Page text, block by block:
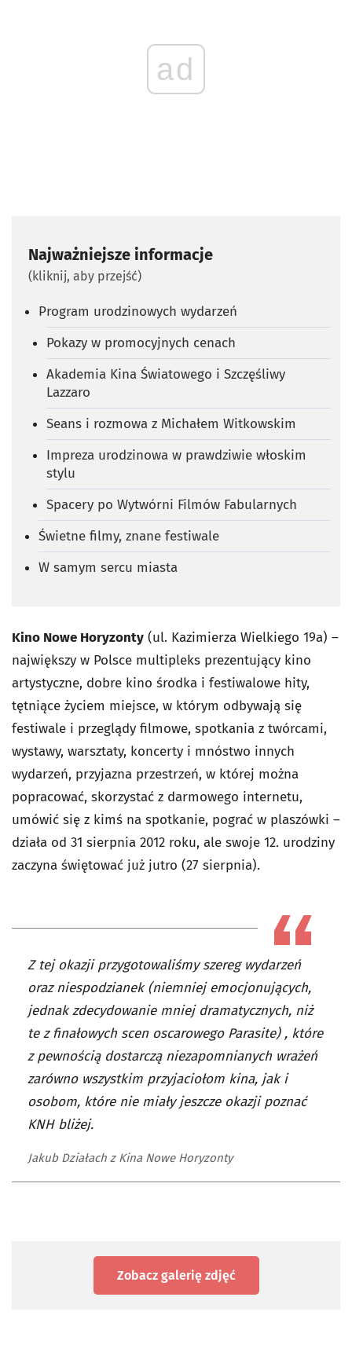
ad
Najważniejsze informacje
(kliknij, aby przejść)
Program urodzinowych wydarzeń
Pokazy w promocyjnych cenach
Akademia Kina Światowego i Szczęśliwy
Lazzaro
Seans i rozmowa z Michałem Witkowskim
Impreza urodzinowa w prawdziwie włoskim
stylu
Spacery po Wytwórni Filmów Fabularnych
Świetne filmy, znane festiwale
W samym sercu miasta
Kino Nowe Horyzonty (ul. Kazimierza Wielkiego 19a) –
największy w Polsce multipleks prezentujący kino
artystyczne, dobre kino środka i festiwalowe hity,
tętniące życiem miejsce, w którym odbywają się
festiwale i przeglądy filmowe, spotkania z twórcami,
wystawy, warsztaty, koncerty i mnóstwo innych
wydarzeń, przyjazna przestrzeń, w której można
popracować, skorzystać z darmowego internetu,
umówić się z kimś na spotkanie, pograć w plaszówki –
działa od 31 sierpnia 2012 roku, ale swoje 12. urodziny
zaczyna świętować już jutro (27 sierpnia).
Z tej okazji przygotowaliśmy szereg wydarzeń
oraz niespodzianek (niemniej emocjonujących,
jednak zdecydowanie mniej dramatycznych, niż
te z finałowych scen oscarowego Parasite) , które
z pewnością dostarczą niezapomnianych wrażeń
zarówno wszystkim przyjaciołom kina, jak i
osobom, które nie miały jeszcze okazji poznać
KNH bliżej.
Jakub Działach z Kina Nowe Horyzonty
Zobacz galerię zdjęć